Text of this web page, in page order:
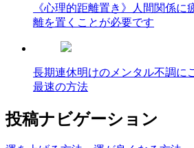
《心理的距離置き》人間関係に
離を置くことが必要です
長期連休明けのメンタル不調に
最速の方法
投稿ナビゲーション